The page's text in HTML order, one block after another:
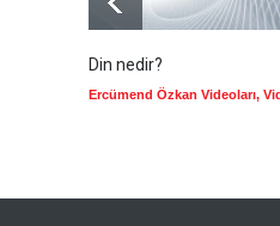
Din nedir?
Ercümend Özkan Videoları,